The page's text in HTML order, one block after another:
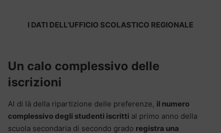
I DATI DELL’UFFICIO SCOLASTICO REGIONALE
Un calo complessivo delle
iscrizioni
Al di là della ripartizione delle preferenze, il numero
complessivo degli studenti iscritti al primo anno della
scuola secondaria di secondo grado registra una